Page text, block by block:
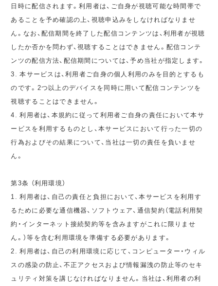
日時に配信されます。利用者は、ご自身が視聴可能な時間帯で
あることを予め確認の上、視聴申込みをしなければなりませ
ん。なお、配信期間を終了した配信コンテンツは、利用者が視聴
したか否かを問わず、視聴することはできません。配信コンテ
ンツの配信方法、配信期間については、予め当社が指定します。
3. 本サービスは、利用者ご自身の個人利用のみを目的とするも
のです。2つ以上のデバイスを同時に用いて配信コンテンツを
視聴することはできません。
4. 利用者は、本規約に従って利用者ご自身の責任において本サ
ービスを利用するものとし、本サービスにおいて行った一切の
行為およびその結果について、当社は一切の責任を負いませ
ん。
第3条 （利用環境）
1. 利用者は、自己の責任と負担において、本サービスを利用す
るために必要な通信機器、ソフトウェア、通信契約（電話利用契
約・インターネット接続契約等を含みますがこれに限りませ
ん。）等を含む利用環境を準備する必要があります。
2. 利用者は、自己の利用環境に応じて、コンピューター・ウィル
スの感染の防止、不正アクセスおよび情報漏洩の防止等のセキ
ュリティ対策を講じなければなりません。当社は、利用者の利